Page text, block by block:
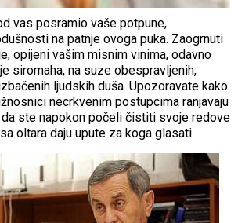
vas posramio vaše potpune,
na patnje ovoga puka. Zaogrnuti
opijeni vašim misnim vinima, odavno
siromaha, na suze obespravljenih,
ljudskih duša. Upozoravate kako
necrkvenim postupcima ranjavaju
da ste napokon počeli čistiti svoje redove
oltara daju upute za koga glasati.